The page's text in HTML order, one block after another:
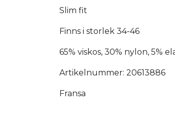
Slim fit
Finns i storlek 34-46
65% viskos, 30% nylon, 5%
Artikelnummer: 20613886
Fransa